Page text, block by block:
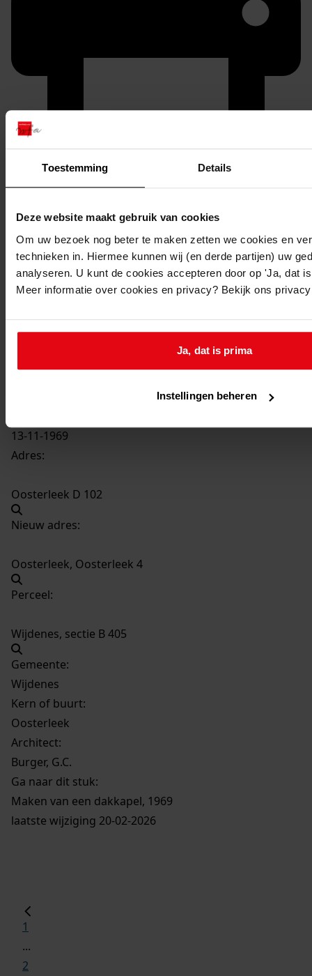
Toestemming Details
Deze website maakt gebruik van cookies
Om uw bezoek nog beter te maken zetten we cookies en
technieken in. Hiermee kunnen wij (en derde partijen) uw
analyseren. U kunt de cookies accepteren door op 'Ja, dat
Meer informatie over cookies en privacy? Bekijk ons
Ja, dat is prima
Instellingen beheren
duurzaam webadres
Inventaris
Oosterleek
321Maken van een dakkapel, 1969
Datering
13-11-1969
Adres:
Oosterleek D 102
Nieuw adres:
Oosterleek, Oosterleek 4
Perceel:
Wijdenes, sectie B 405
Gemeente:
Wijdenes
Kern of buurt:
Oosterleek
Architect:
Burger, G.C.
Ga naar dit stuk:
Maken van een dakkapel, 1969
laatste wijziging 20-02-2026
1
...
2